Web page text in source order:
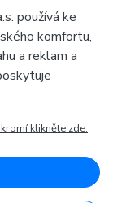
používá ke
komfortu,
a reklam a
klikněte zde.